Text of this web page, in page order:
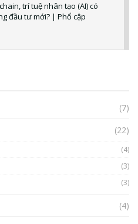
trí tuệ nhân tạo (AI) có
đầu tư mới? | Phổ cập
Những sự kiện ảnh hưởng
tiền mã hoá | Phổ cập
(7)
(22)
(4)
(3)
(3)
(4)